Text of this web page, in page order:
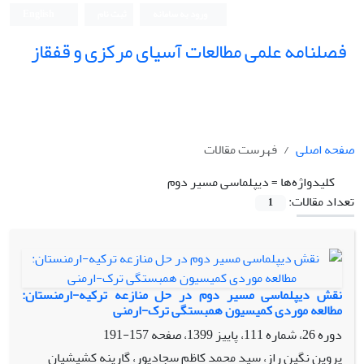
فصلنامه علمی مطالعات آسیای مرکزی و قفقاز
صفحه اصلی
فهرست مقالات
کلیدواژه‌ها =دیپلماسی مسیر دوم
تعداد مقالات:
1
نقش دیپلماسی مسیر دوم در حل منازعه ترکیه-ارمنستان:
مطالعه موردی کمیسیون همبستگی ترک-ارمنی
دوره 26، شماره 111، پاییز 1399، صفحه
157-191
پروین نگین راز، سید محمد کاظم سجادپور، گارینه کشیشیان